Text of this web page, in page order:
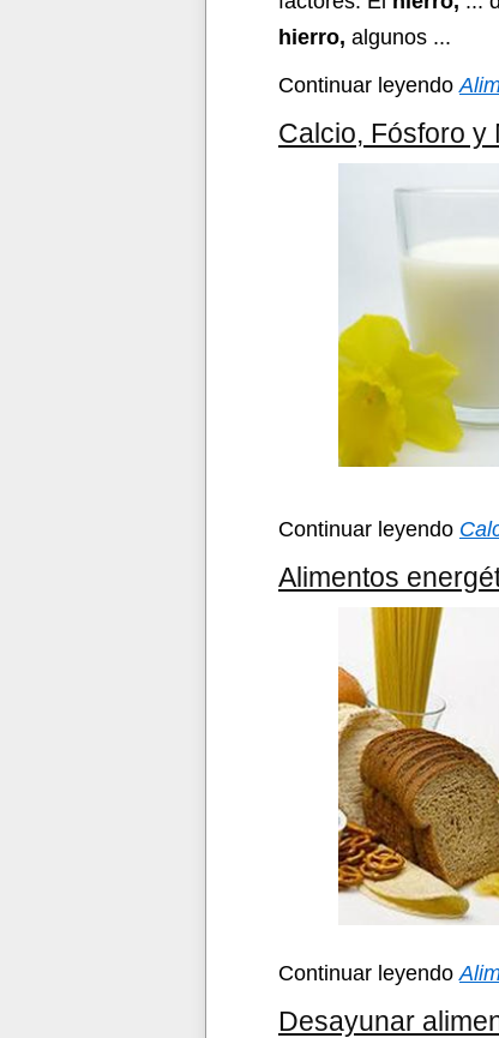
hierro, algunos ...
Continuar leyendo
Calcio, Fósforo y
Continuar leyendo
Alimentos
Continuar leyendo
Desayunar